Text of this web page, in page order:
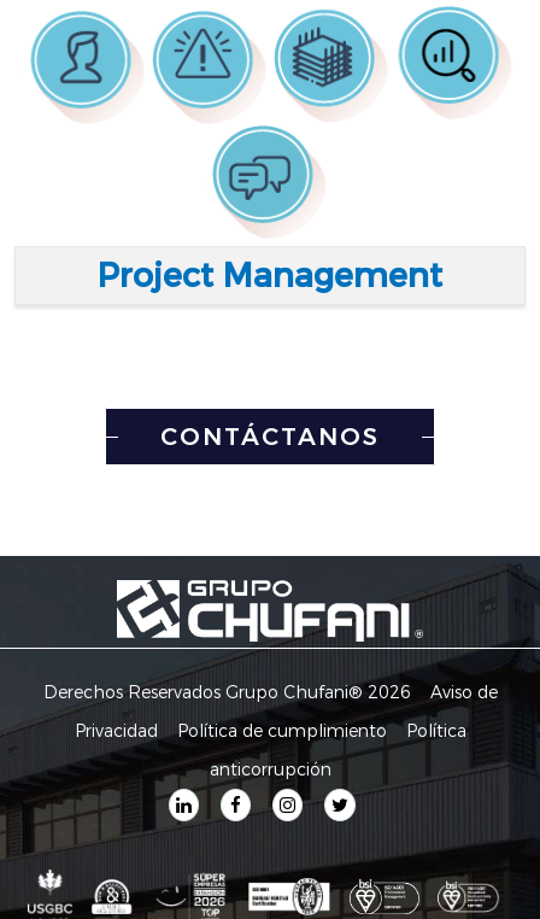
Project Management
CONTÁCTANOS
Derechos Reservados Grupo Chufani® 2026 Aviso de
Privacidad
Política de cumplimiento
Política
anticorrupción